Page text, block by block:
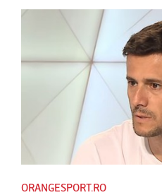
ORANGESPORT.RO